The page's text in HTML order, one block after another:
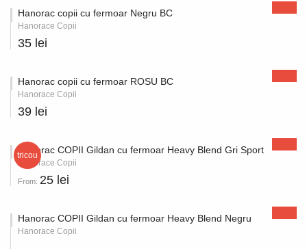
Hanorac copii cu fermoar Negru BC
Hanorace Copii
35 lei
Hanorac copii cu fermoar ROSU BC
Hanorace Copii
39 lei
tricou
Hanorac COPII Gildan cu fermoar Heavy Blend Gri Sport
Hanorace Copii
From: 25 lei
Hanorac COPII Gildan cu fermoar Heavy Blend Negru
Hanorace Copii